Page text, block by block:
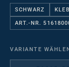
SCHWARZ
ART.-NR.
VARIANTE